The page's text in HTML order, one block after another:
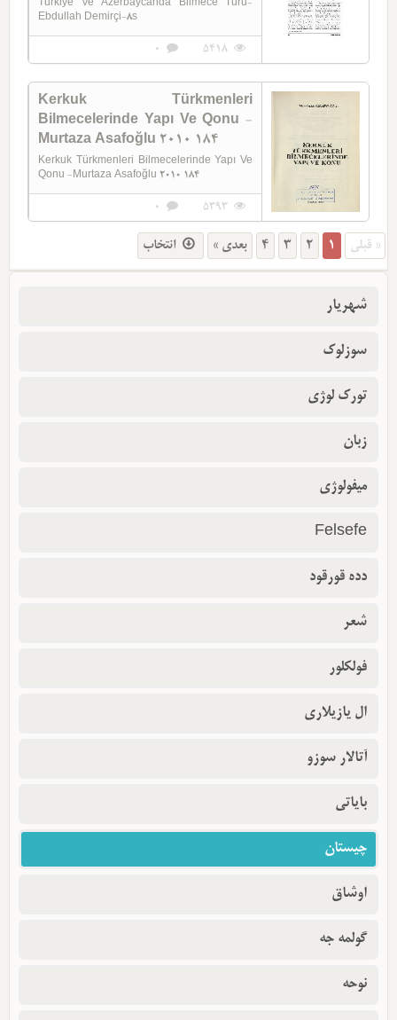
Turkiye Ve Azerbaycanda Bilmece Turu-
Ebdullah Demirçi-8s
5418
0
Kerkuk Türkmenleri
Bilmecelerinde Yapı Ve Qonu -
Murtaza Asafoğlu 2010 184
Kerkuk Türkmenleri Bilmecelerinde Yapı Ve
Qonu -Murtaza Asafoğlu 2010 184
5393
0
« قبلی 1
2
3
4 بعدی » انتخاب
شهریار
سوزلوک
تورک لوژی
زبان
میفولوژی
Felsefe
دده قورقود
شعر
فولکلور
ال یازیلاری
آتالار سوزو
بایاتی
چیستان
اوشاق
گولمه جه
نوحه